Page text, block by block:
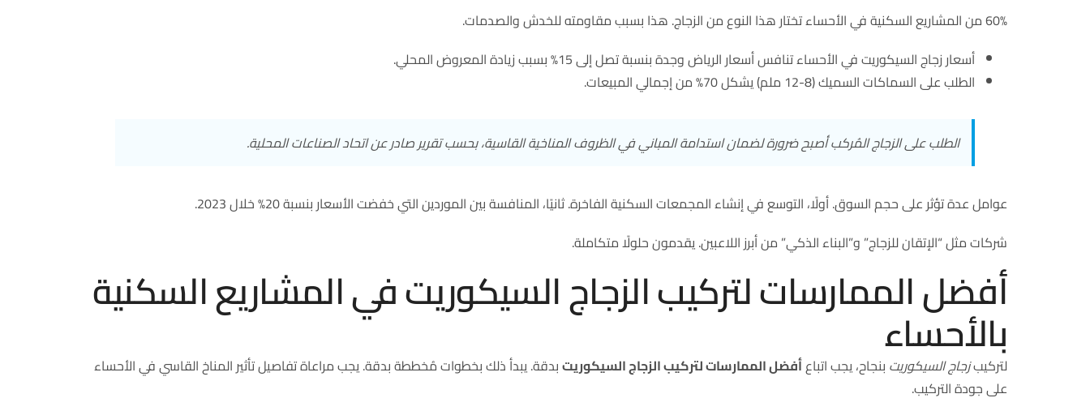
60% من المشاريع السكنية في الأحساء تختار هذا النوع من الزجاج. هذا بسبب مقاومته للخدش والصدمات.
أسعار زجاج السيكوريت في الأحساء تنافس أسعار الرياض وجدة بنسبة تصل إلى 15% بسبب زيادة المعروض المحلي.
الطلب على السماكات السميك (8-12 ملم) يشكل 70% من إجمالي المبيعات.
الطلب على الزجاج المُركب أصبح ضرورة لضمان استدامة المباني في الظروف المناخية القاسية، بحسب تقرير صادر عن اتحاد الصناعات المحلية.
عوامل عدة تؤثر على حجم السوق. أولًا، التوسع في إنشاء المجمعات السكنية الفاخرة. ثانيًا، المنافسة بين الموردين التي خفضت الأسعار بنسبة 20% خلال 2023.
شركات مثل “الإتقان للزجاج” و”البناء الذكي” من أبرز اللاعبين. يقدمون حلولًا متكاملة.
أفضل الممارسات لتركيب الزجاج السيكوريت في المشاريع السكنية
بالأحساء
لتركيبزجاج السيكوريت بنجاح، يجب اتباعأفضل الممارسات لتركيب الزجاج السيكوريتبدقة. يبدأ ذلك بخطوات مُخططة بدقة. يجب مراعاة تفاصيل تأثير المناخ القاسي في الأحساء
على جودة التركيب.